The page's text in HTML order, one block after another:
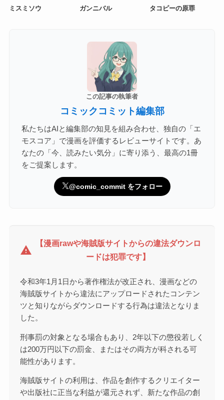
ミスミソウ ガンニバル タコピーの原罪
この記事の執筆者
コミックコミット編集部
私たちはAIと編集部の知見を組み合わせ、独自の「エ
モスコア」で漫画を評価するレビューサイトです。あ
なたの「今、読みたい気分」に寄り添う、最高の1冊
をご提案します。
@comic_commit をフォロー
warning
【漫画rawや海賊版サイトからの違法ダウンロ
ードは犯罪です】
令和3年1月1日から著作権法が改正され、漫画などの
海賊版サイトから違法にアップロードされたコンテン
ツと知りながらダウンロードする行為は違法となりま
した。
刑事罰の対象となる場合もあり、2年以下の懲役若しく
は200万円以下の罰金、またはその両方が科される可
能性があります。
海賊版サイトの利用は、作品を創作するクリエイター
や出版社に正当な利益が還元されず、新たな作品の創